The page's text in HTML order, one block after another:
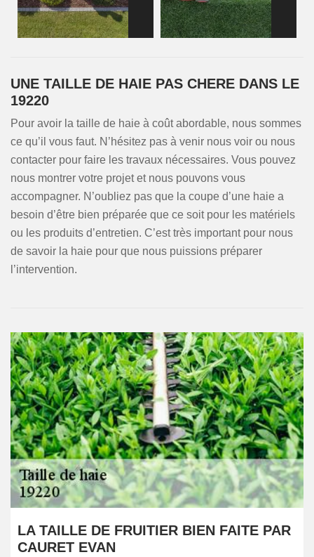
UNE TAILLE DE HAIE PAS CHERE DANS LE
19220
Pour avoir la taille de haie à coût abordable, nous sommes
ce qu’il vous faut. N’hésitez pas à venir nous voir ou nous
contacter pour faire les travaux nécessaires. Vous pouvez
nous montrer votre projet et nous pouvons vous
accompagner. N’oubliez pas que la coupe d’une haie a
besoin d’être bien préparée que ce soit pour les matériels
ou les produits d’entretien. C’est très important pour nous
de savoir la haie pour que nous puissions préparer
l’intervention.
LA TAILLE DE FRUITIER BIEN FAITE PAR
CAURET EVAN